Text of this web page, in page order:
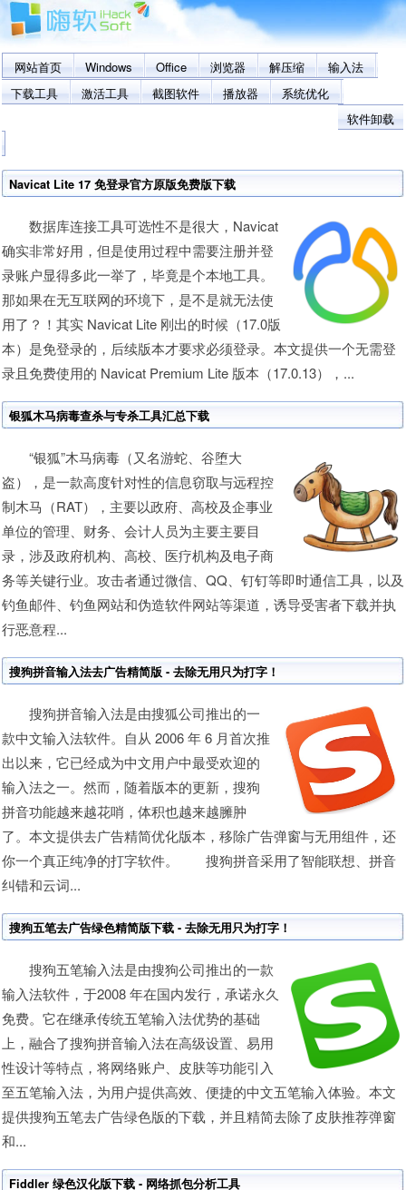
网站首页 Windows Office 浏览器 解压缩
输入法
下载工具
激活工具 截图软件 播放器
系统优化
软件卸载
Navicat Lite 17 免登录官方原版免费版下载
数据库连接工具可选性不是很大，Navicat
确实非常好用，但是使用过程中需要注册并登
录账户显得多此一举了，毕竟是个本地工具。
那如果在无互联网的环境下，是不是就无法使
用了？！其实 Navicat Lite 刚出的时候（17.0版
本）是免登录的，后续版本才要求必须登录。本文提供一个无需登
录且免费使用的 Navicat Premium Lite 版本（17.0.13），...
银狐木马病毒查杀与专杀工具汇总下载
“银狐”木马病毒（又名游蛇、谷堕大
盗），是一款高度针对性的信息窃取与远程控
制木马（RAT），主要以政府、高校及企事业
单位的管理、财务、会计人员为主要主要目
录，涉及政府机构、高校、医疗机构及电子商
务等关键行业。攻击者通过微信、QQ、钉钉等即时通信工具，以及
钓鱼邮件、钓鱼网站和伪造软件网站等渠道，诱导受害者下载并执
行恶意程...
搜狗拼音输入法去广告精简版 - 去除无用只为打字！
搜狗拼音输入法是由搜狐公司推出的一
款中文输入法软件。自从 2006 年 6 月首次推
出以来，它已经成为中文用户中最受欢迎的
输入法之一。然而，随着版本的更新，搜狗
拼音功能越来越花哨，体积也越来越臃肿
了。本文提供去广告精简优化版本，移除广告弹窗与无用组件，还
你一个真正纯净的打字软件。 搜狗拼音采用了智能联想、拼音
纠错和云词...
搜狗五笔去广告绿色精简版下载 - 去除无用只为打字！
搜狗五笔输入法是由搜狗公司推出的一款
输入法软件，于2008 年在国内发行，承诺永久
免费。它在继承传统五笔输入法优势的基础
上，融合了搜狗拼音输入法在高级设置、易用
性设计等特点，将网络账户、皮肤等功能引入
至五笔输入法，为用户提供高效、便捷的中文五笔输入体验。本文
提供搜狗五笔去广告绿色版的下载，并且精简去除了皮肤推荐弹窗
和...
Fiddler 绿色汉化版下载 - 网络抓包分析工具